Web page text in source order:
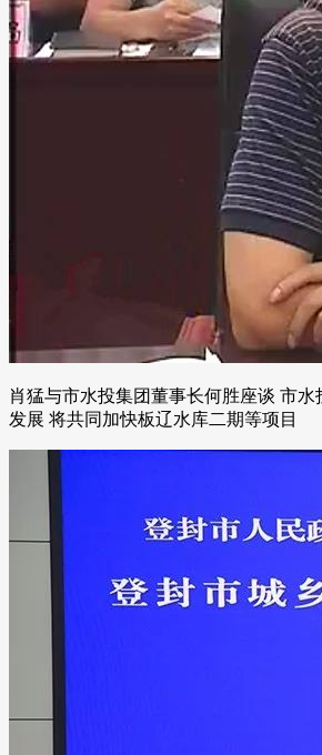
肖猛与市水投集团董事长何胜座谈 市
发展 将共同加快板辽水库二期等项目